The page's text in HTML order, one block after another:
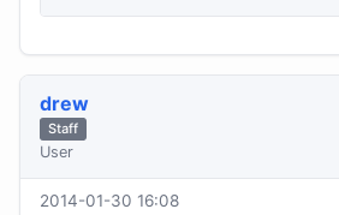
drew
Staff
User
2014-01-30 16:08